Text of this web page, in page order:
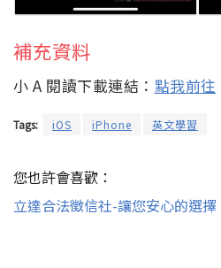
補充資料
小 A 閱讀下載連結： 點我前往
Tags: iOS iPhone 英文學習
您也許會喜歡：
立達合法徵信社-讓您安心的選擇